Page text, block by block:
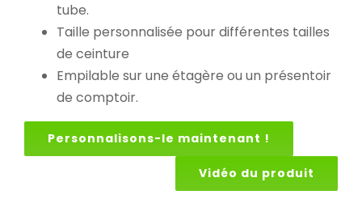
tube.
Taille personnalisée pour différentes tailles
de ceinture
Empilable sur une étagère ou un présentoir
de comptoir.
Personnalisons-le maintenant !
Vidéo du produit